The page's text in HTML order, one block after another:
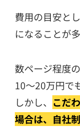
費用の目安とし
になることが
数ページ程度
10～20万円で
しかし、 こだ
場合は、自社